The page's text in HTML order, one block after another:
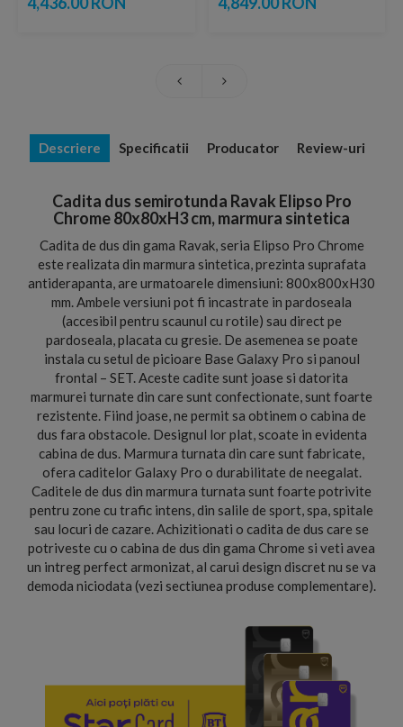
Descriere Specificatii Producator Review-uri
Cadita dus semirotunda Ravak Elipso Pro
Chrome 80x80xH3 cm, marmura sintetica
Cadita de dus din gama Ravak, seria Elipso Pro Chrome
este realizata din marmura sintetica, prezinta suprafata
antiderapanta, are urmatoarele dimensiuni: 800x800xH30
mm. Ambele versiuni pot fi incastrate in pardoseala
(accesibil pentru scaunul cu rotile) sau direct pe
pardoseala, placata cu gresie. De asemenea se poate
instala cu setul de picioare Base Galaxy Pro si panoul
frontal – SET. Aceste cadite sunt joase si datorita
marmurei turnate din care sunt confectionate, sunt foarte
rezistente. Fiind joase, ne permit sa obtinem o cabina de
dus fara obstacole. Designul lor plat, scoate in evidenta
cabina de dus. Marmura turnata din care sunt fabricate,
ofera caditelor Galaxy Pro o durabilitate de neegalat.
Caditele de dus din marmura turnata sunt foarte potrivite
pentru zone cu trafic intens, din salile de sport, spa, spitale
sau locuri de cazare. Achizitionati o cadita de dus care se
potriveste cu o cabina de dus din gama Chrome si veti avea
un intreg perfect armonizat, al carui design discret nu se va
demoda niciodata (vezi sectiunea produse complementare).